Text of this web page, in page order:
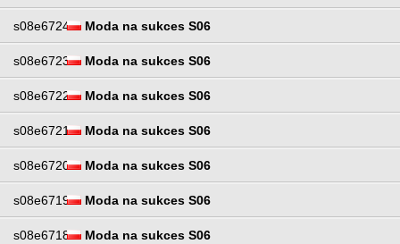
s08e6724 Moda na sukces S06
s08e6723 Moda na sukces S06
s08e6722 Moda na sukces S06
s08e6721 Moda na sukces S06
s08e6720 Moda na sukces S06
s08e6719 Moda na sukces S06
s08e6718 Moda na sukces S06